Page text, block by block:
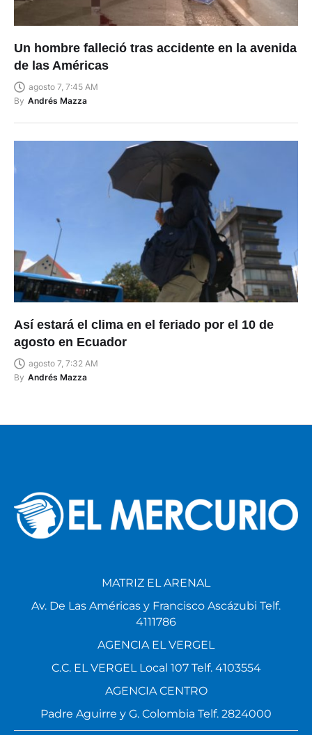
Un hombre falleció tras accidente en la avenida
de las Américas
agosto 7, 7:45 AM
By Andrés Mazza
Así estará el clima en el feriado por el 10 de
agosto en Ecuador
agosto 7, 7:32 AM
By Andrés Mazza
MATRIZ EL ARENAL
Av. De Las Américas y Francisco Ascázubi Telf.
4111786
AGENCIA EL VERGEL
C.C. EL VERGEL Local 107 Telf. 4103554
AGENCIA CENTRO
Padre Aguirre y G. Colombia Telf. 2824000